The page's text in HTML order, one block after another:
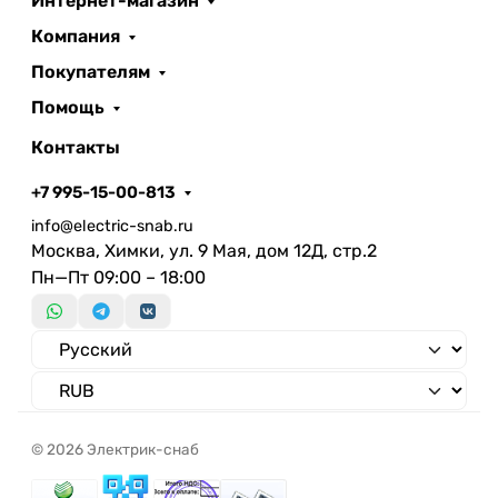
монтажной коробки
Компания
Покупателям
Помощь
Контакты
+7 995-15-00-813
info@electric-snab.ru
Москва, Химки, ул. 9 Мая, дом 12Д, стр.2
Пн—Пт 09:00 – 18:00
© 2026 Электрик-снаб